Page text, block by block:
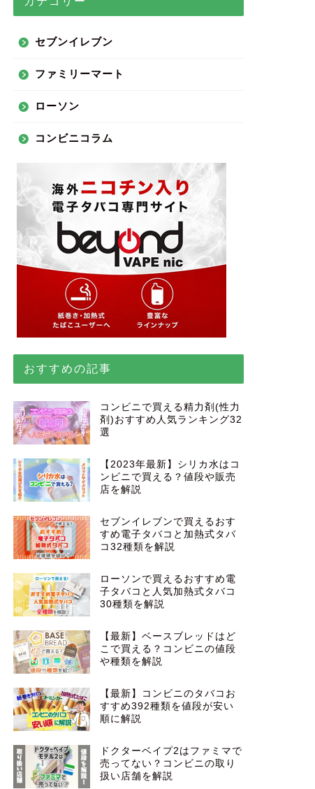
セブンイレブン
ファミリーマート
ローソン
コンビニコラム
おすすめの記事
コンビニで買える精力剤(性力
剤)おすすめ人気ランキング32
選
【2023年最新】シリカ水はコ
ンビニで買える？値段や販売
店を解説
セブンイレブンで買えるおす
すめ電子タバコと加熱式タバ
コ32種類を解説
ローソンで買えるおすすめ電
子タバコと人気加熱式タバコ
30種類を解説
【最新】ベースブレッドはど
こで買える？コンビニの値段
や種類を解説
【最新】コンビニのタバコお
すすめ392種類を値段が安い
順に解説
ドクターベイプ2はファミマで
売ってない？コンビニの取り
扱い店舗を解説